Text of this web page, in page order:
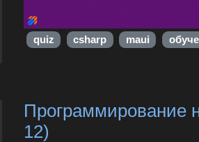
quiz csharp maui
Программирование
12)